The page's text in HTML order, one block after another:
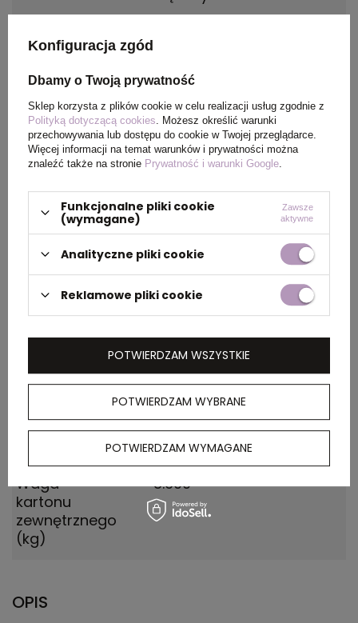
Materiał
Kraj
pochodzenia
China
Certyfikat Food Safety, BPA Free
PAKOWANIE
zewnętrznego
kartonie
wewnętrznym
50
Waga
kartonu
zewnętrznego
(kg)
8.600
OPIS
Konfiguracja zgód
Dbamy o Twoją prywatność
Sklep korzysta z plików cookie w celu realizacji usług zgodnie z
Polityką dotyczącą cookies . Możesz określić warunki
przechowywania lub dostępu do cookie w Twojej przeglądarce.
Więcej informacji na temat warunków i prywatności można
znaleźć także na stronie Prywatność i warunki Google
Funkcjonalne pliki cookie
(wymagane)
Zawsze
aktywne
Analityczne pliki cookie
Reklamowe pliki cookie
POTWIERDZAM WYBRANE
POTWIERDZAM WYMAGANE
POTWIERDZAM WSZYSTKIE